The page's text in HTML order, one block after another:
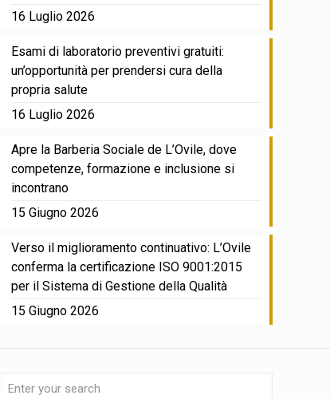
16 Luglio 2026
Esami di laboratorio preventivi gratuiti:
un’opportunità per prendersi cura della
propria salute
16 Luglio 2026
Apre la Barberia Sociale de L’Ovile, dove
competenze, formazione e inclusione si
incontrano
15 Giugno 2026
Verso il miglioramento continuativo: L’Ovile
conferma la certificazione ISO 9001:2015
per il Sistema di Gestione della Qualità
15 Giugno 2026